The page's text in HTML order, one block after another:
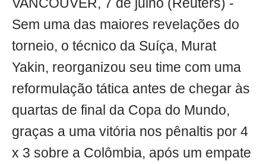
VANCOUVER, 7 de julho (Reuters) -
Sem uma das maiores revelações do
torneio, o técnico da Suíça, Murat
Yakin, reorganizou seu time com uma
reformulação tática antes de chegar às
quartas de final da Copa do Mundo,
graças a uma vitória nos pênaltis por 4
x 3 sobre a Colômbia, após um empate